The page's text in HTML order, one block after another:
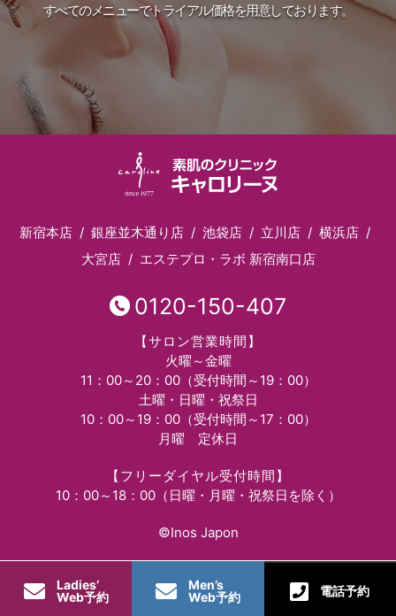
すべてのメニューでトライアル価格を用意しております。
新宿本店 銀座並木通り店 池袋店 立川店
横浜店
大宮店
エステプロ・ラボ 新宿南口店
0120-150-407
【サロン営業時間】
火曜～金曜
11：00～20：00（受付時間～19：00）
土曜・日曜・祝祭日
10：00～19：00（受付時間～17：00）
月曜 定休日
【フリーダイヤル受付時間】
10：00～18：00（日曜・月曜・祝祭日を除く）
©Inos Japon
Ladies’
Web予約
Men’s
Web予約
電話予約